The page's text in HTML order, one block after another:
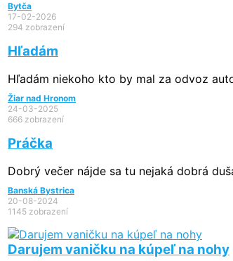
Bytča
17-02-2026
294 zobrazení
Hľadám
Hľadám niekoho kto by mal za odvoz
Žiar nad Hronom
24-03-2025
666 zobrazení
Práčka
Dobrý večer nájde sa tu nejaká dobrá
Banská Bystrica
20-08-2024
1145 zobrazení
Darujem vaničku na kúpeľ na nohy